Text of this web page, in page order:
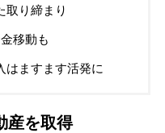
取り締まり
移動も
はますます活発に
産を取得